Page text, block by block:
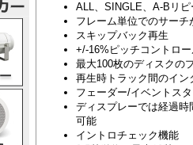
ALL、SINGLE、A-Bリ
フレーム単位でのサーチ
スキップバック再生
+/-16%ピッチコントロ
最大100枚のディスクの
再生時トラック間のイ
フェーダー/イベントス
ディスプレーでは経過
可能
イントロチェック機能